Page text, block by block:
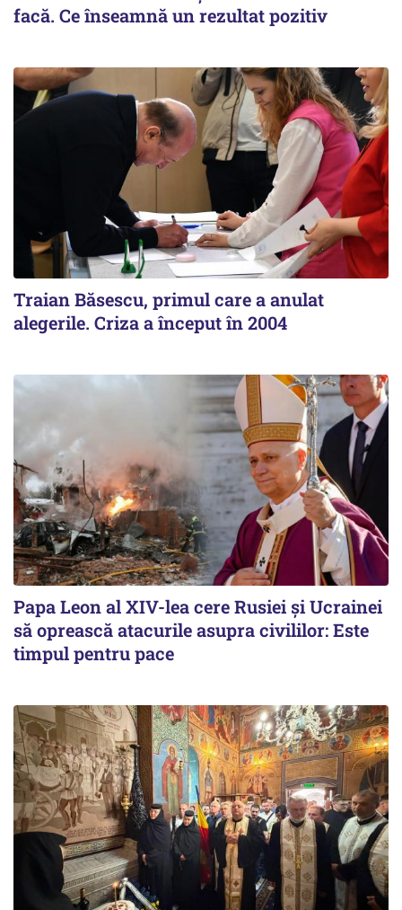
facă. Ce înseamnă un rezultat pozitiv
Traian Băsescu, primul care a anulat
alegerile. Criza a început în 2004
Papa Leon al XIV-lea cere Rusiei și Ucrainei
să oprească atacurile asupra civililor: Este
timpul pentru pace